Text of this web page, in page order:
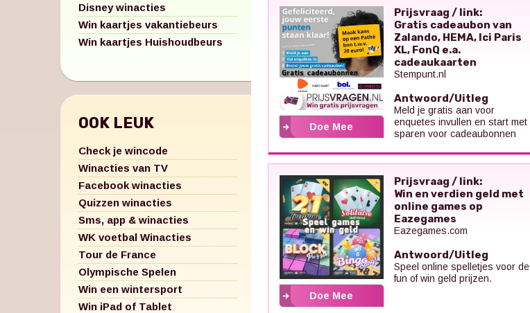
Disney winacties
Win kaartjes vakantiebeurs
Win kaartjes Huishoudbeurs
OOK LEUK
Check je wincode
Winacties van TV
Facebook winacties
Quizzen winacties
Sms, app & winacties
WK voetbal Winacties
Tour de France
Olympische Spelen
Win een wintersport
Win iPad of Tablet
Doe Mee
Prijsvraag / link:
Gratis cadeaubon van
Zalando, HEMA, Ici Paris
XL, FonQ e.a.
cadeaukaarten
Stempunt.nl
Antwoord/Uitleg
Meld je gratis aan voor
enquetes invullen en start met
sparen voor cadeaubonnen
Doe Mee
Prijsvraag / link:
Win en verdien geld met
online games op
Eazegames
Eazegames.com
Antwoord/Uitleg
Speel online spelletjes voor de
fun of win geld prijzen.